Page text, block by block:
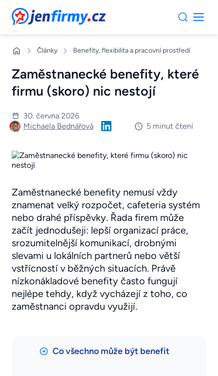
JenFirmy.cz
Články Benefity, flexibilita a pracovní prostředí
Zaměstnanecké benefity, které
firmu (skoro) nic nestojí
30. června 2026
Michaela Bednářová
5 minut čtení
Zaměstnanecké benefity nemusí vždy
znamenat velký rozpočet, cafeteria systém
nebo drahé příspěvky. Řada firem může
začít jednodušeji: lepší organizací práce,
srozumitelnější komunikací, drobnými
slevami u lokálních partnerů nebo větší
vstřícností v běžných situacích. Právě
nízkonákladové benefity často fungují
nejlépe tehdy, když vycházejí z toho, co
zaměstnanci opravdu využijí.
Co všechno může být benefit